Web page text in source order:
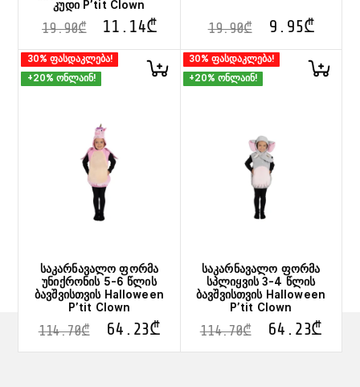
კუდი P’tit Clown
19.90₾ 11.14₾ 19.90₾ 9.95₾
30% ფასდაკლება!
+20% ონლაინ!
საკარნავალო ფორმა
უნიქრონის 5-6 წლის
ბავშვისთვის Halloween
P’tit Clown
114.70₾ 64.23₾
30% ფასდაკლება!
+20% ონლაინ!
საკარნავალო ფორმა
სპლიყვის 3-4 წლის
ბავშვისთვის Halloween
P’tit Clown
114.70₾ 64.23₾